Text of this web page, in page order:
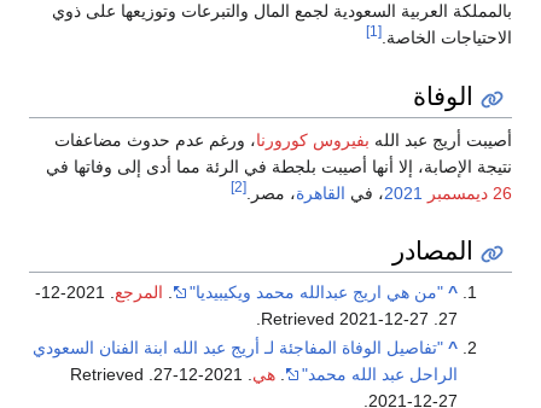
بالمملكة العربية السعودية لجمع المال والتبرعات وتوزيعها على ذوي
الاحتياجات الخاصة.[1]
الوفاة
أصيبت أريج عبد الله بفيروس كورورنا، ورغم عدم حدوث مضاعفات
نتيجة الإصابة، إلا أنها أصيبت بلجطة في الرئة مما أدى إلى وفاتها في
26 ديمسمبر
2021، في القاهرة، مصر. [2]
المصادر
^ "من هي اريج عبدالله محمد ويكيبيديا" . المرجع
. 2021-12-
27
. Retrieved
2021-12-27
.
^ "تفاصيل الوفاة المفاجئة لـ أريج عبد الله ابنة الفنان السعودي
الراحل عبد الله محمد"
هي
2021-12-27